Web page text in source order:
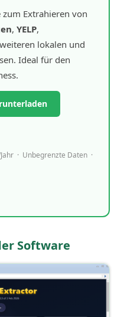
Extrahieren von
, YELP,
lokalen und
Ideal für den
· Unbegrenzte Daten ·
Software